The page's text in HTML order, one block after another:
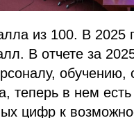
из 100. В 2025
В отчете за
обучению,
теперь в нем есть
цифр к